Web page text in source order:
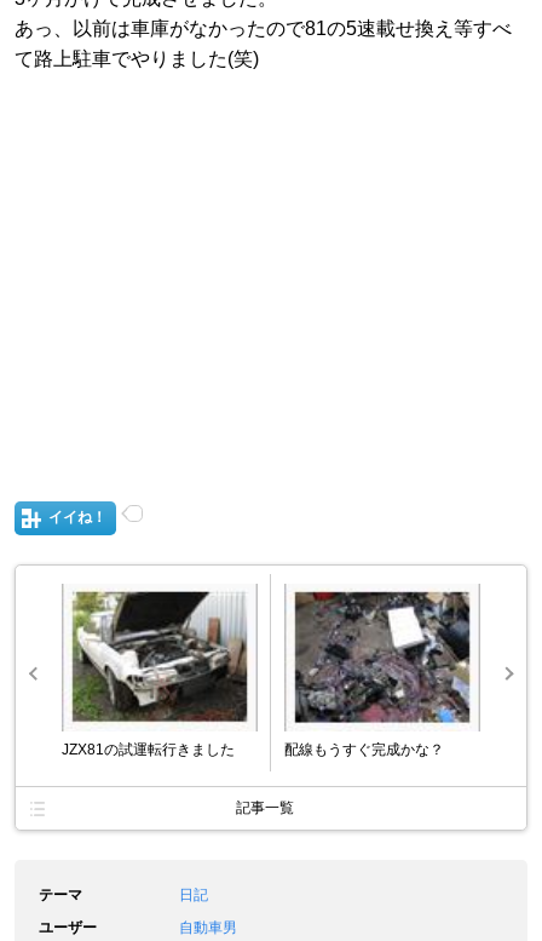
あっ、以前は車庫がなかったので81の5速載せ換え等すべ
て路上駐車でやりました(笑)
イイね！
JZX81の試運転行きました 配線もうすぐ完成かな？
記事一覧
テーマ
日記
ユーザー
自動車男